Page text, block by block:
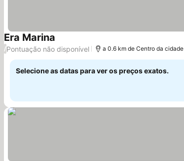
Era Marina
/Pontuação não disponível a 0.6 km de Centro da cidade
Selecione as datas para ver os preços exatos.